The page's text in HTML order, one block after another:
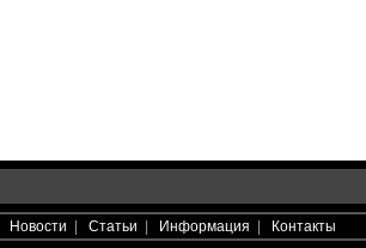
Новости Статьи Информация Контакты